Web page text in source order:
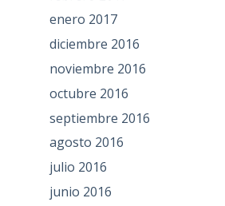
enero 2017
diciembre 2016
noviembre 2016
octubre 2016
septiembre 2016
agosto 2016
julio 2016
junio 2016